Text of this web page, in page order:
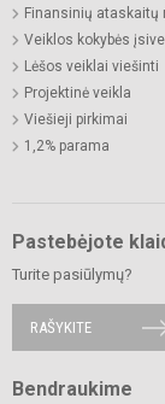
Finansinių ataskaitų
Veiklos kokybės
Lėšos veiklai viešinti
Projektinė veikla
Viešieji pirkimai
1,2% parama
Pastebėjote
Turite pasiūlymų?
RAŠYKITE
Bendraukime